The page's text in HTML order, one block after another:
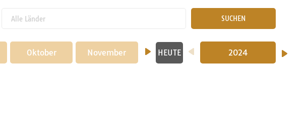
SUCHEN
Oktober November Dezember
HEUTE 2024